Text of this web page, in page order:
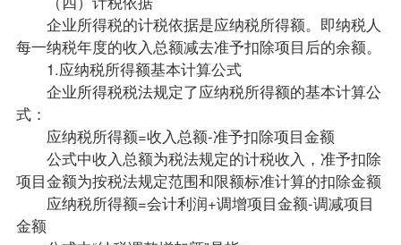
企业所得税的计税依据是应纳税所得额。即纳税人
每一纳税年度的收入总额减去准予扣除项目后的余额。
1.应纳税所得额基本计算公式
企业所得税税法规定了应纳税所得额的基本计算公
式：
应纳税所得额=收入总额-准予扣除项目金额
公式中收入总额为税法规定的计税收入，准予扣除
项目金额为按税法规定范围和限额标准计算的扣除金额
应纳税所得额=会计利润+调增项目金额-调减项目
金额